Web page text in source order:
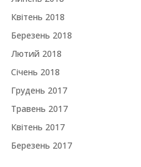
Квітень 2018
Березень 2018
Лютий 2018
Січень 2018
Грудень 2017
Травень 2017
Квітень 2017
Березень 2017